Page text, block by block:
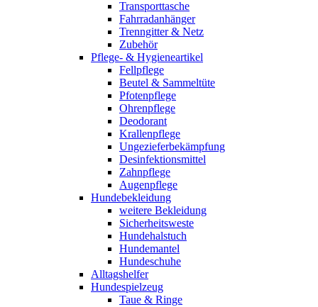
Transporttasche
Fahrradanhänger
Trenngitter & Netz
Zubehör
Pflege- & Hygieneartikel
Fellpflege
Beutel & Sammeltüte
Pfotenpflege
Ohrenpflege
Deodorant
Krallenpflege
Ungezieferbekämpfung
Desinfektionsmittel
Zahnpflege
Augenpflege
Hundebekleidung
weitere Bekleidung
Sicherheitsweste
Hundehalstuch
Hundemantel
Hundeschuhe
Alltagshelfer
Hundespielzeug
Taue & Ringe